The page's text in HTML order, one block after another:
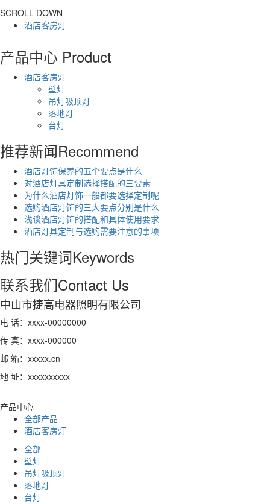
SCROLL DOWN
酒店客房灯
产品中心 Product
酒店客房灯
壁灯
吊灯吸顶灯
落地灯
台灯
推荐新闻Recommend
酒店灯饰保养的五个要点是什么
对酒店灯具定制选择搭配的三要素
为什么酒店灯饰一般都要选择定制呢
选购酒店灯饰的三大要点分别是什么
浅谈酒店灯饰的搭配和具体使用要求
酒店灯具定制与选购需要注意的事项
热门关键词Keywords
联系我们Contact Us
中山市捷高电器照明有限公司
电 话：xxxx-00000000
传 真：xxxx-000000
邮 箱：xxxxx.cn
地 址：xxxxxxxxxx
产品中心
全部产品
酒店客房灯
全部
壁灯
吊灯吸顶灯
落地灯
台灯